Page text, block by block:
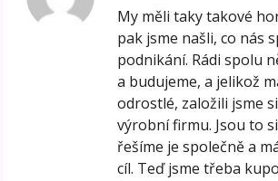
My měli taky takové
pak jsme našli, co nás
podnikání. Rádi spolu
a budujeme, a jelikož
odrostlé, založili jsme
výrobní firmu. Jsou to
řešíme je společně a
cíl. Teď jsme třeba